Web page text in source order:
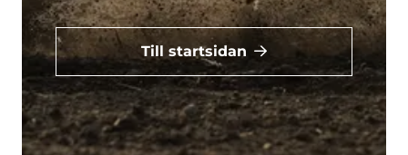
Till startsidan